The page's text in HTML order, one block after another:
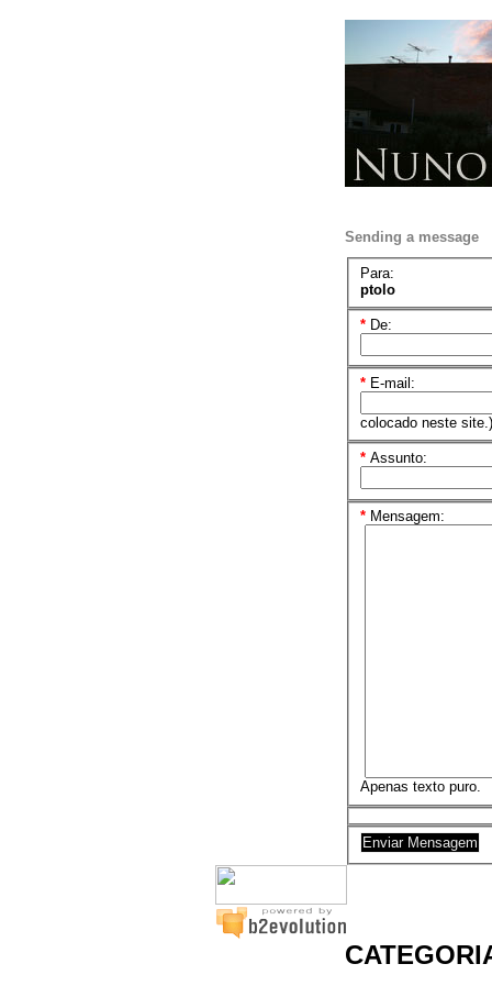
Sending a message
Para:
ptolo
* De:
* E-mail:
colocado neste site.)
* Assunto:
* Mensagem:
Apenas texto puro.